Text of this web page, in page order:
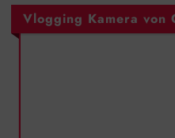
Vlogging Kamera von